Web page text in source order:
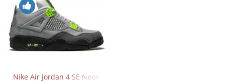
Nike Air Jordan 4 SE Neon